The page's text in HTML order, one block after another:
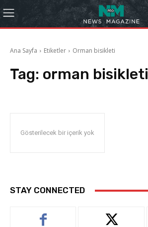
Ana Sayfa Etiketler Orman bisikleti
Tag: orman bisikleti
Gösterilecek bir içerik yok
STAY CONNECTED